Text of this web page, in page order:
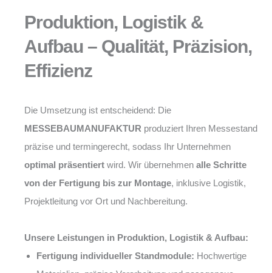
Produktion, Logistik &
Aufbau – Qualität, Präzision,
Effizienz
Die Umsetzung ist entscheidend: Die
MESSEBAUMANUFAKTUR produziert Ihren Messestand
präzise und termingerecht, sodass Ihr Unternehmen
optimal präsentiert wird. Wir übernehmen alle Schritte
von der Fertigung bis zur Montage, inklusive Logistik,
Projektleitung vor Ort und Nachbereitung.
Unsere Leistungen in Produktion, Logistik & Aufbau:
Fertigung individueller Standmodule: Hochwertige